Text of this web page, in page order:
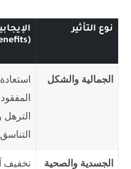
نوع التأثير
(Benefits)
الجمالية والشكل
الجسدية والصحية
تخفيف